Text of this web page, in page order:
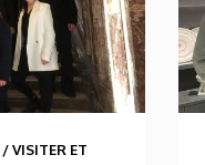
/VISITER ET